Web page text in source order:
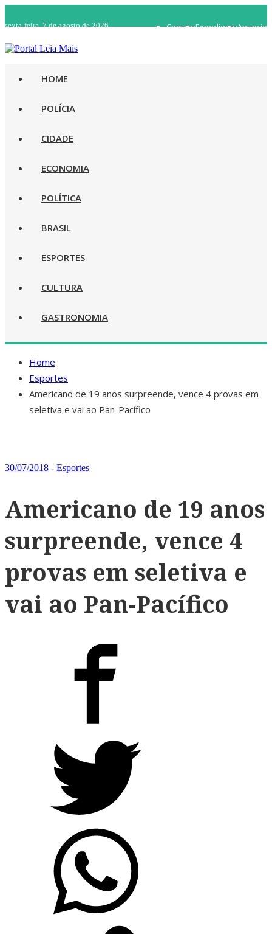
sexta-feira, 7 de agosto de 2026 Anuncie
Expediente
Contato
HOME
POLÍCIA
CIDADE
ECONOMIA
POLÍTICA
BRASIL
ESPORTES
CULTURA
GASTRONOMIA
Home
Esportes
Americano de 19 anos surpreende, vence 4 provas em
seletiva e vai ao Pan-Pacífico
30/07/2018 - Esportes
Americano de 19 anos
surpreende, vence 4
provas em seletiva e
vai ao Pan-Pacífico